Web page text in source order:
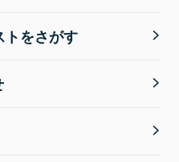
トをさがす